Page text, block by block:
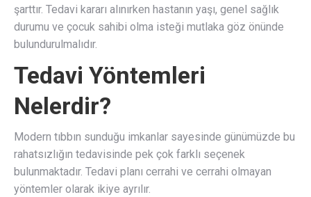
şarttır. Tedavi kararı alınırken hastanın yaşı, genel sağlık
durumu ve çocuk sahibi olma isteği mutlaka göz önünde
bulundurulmalıdır.
Tedavi Yöntemleri
Nelerdir?
Modern tıbbın sunduğu imkanlar sayesinde günümüzde bu
rahatsızlığın tedavisinde pek çok farklı seçenek
bulunmaktadır. Tedavi planı cerrahi ve cerrahi olmayan
yöntemler olarak ikiye ayrılır.